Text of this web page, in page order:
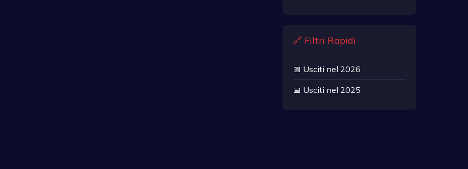
🔗 Filtri Rapidi
📅 Usciti nel 2026
📅 Usciti nel 2025